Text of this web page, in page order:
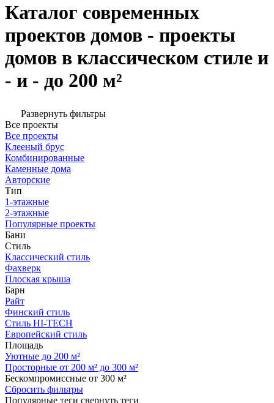
Каталог современных
проектов домов - проекты
домов в классическом стиле и
- и - до 200 м²
Развернуть фильтры
Все проекты
Все проекты
Клееный брус
Комбинированные
Каменные дома
Авторские
Тип
1-этажные
2-этажные
Популярные проекты
Бани
Стиль
Классический стиль
Фахверк
Плоская крыша
Барн
Райт
Финский стиль
Стиль HI-TECH
Европейский стиль
Площадь
Уютные до 200 м²
Просторные от 200 м² до 300 м²
Бескомпромиссные от 300 м²
Сбросить фильтры
Популярные теги свернуть теги